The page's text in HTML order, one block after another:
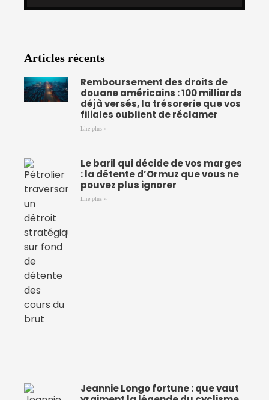
Articles récents
Remboursement des droits de
douane américains : 100 milliards
déjà versés, la trésorerie que vos
filiales oublient de réclamer
Lire plus »
Le baril qui décide de vos marges
: la détente d’Ormuz que vous ne
pouvez plus ignorer
Lire plus »
Jeannie Longo fortune : que vaut